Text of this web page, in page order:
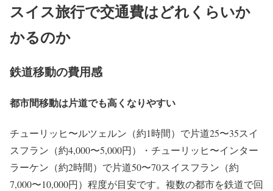
スイス旅行で交通費はどれくらいか
かるのか
鉄道移動の費用感
都市間移動は片道でも高くなりやすい
チューリッヒ〜ルツェルン（約1時間）で片道25〜35スイ
スフラン（約4,000〜5,000円）・チューリッヒ〜インター
ラーケン（約2時間）で片道50〜70スイスフラン（約
7,000〜10,000円）程度が目安です。複数の都市を鉄道で回